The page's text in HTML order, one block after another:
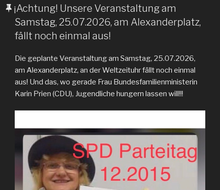
AM
¡Achtung! Unsere Veranstaltung am
Samstag, 25.07.2026, am Alexanderplatz,
fällt noch einmal aus!
Die geplante Veranstaltung am Samstag, 25.07.2026,
am Alexanderplatz, an der Weltzeituhr fällt noch einmal
aus! Und das, wo gerade Frau Bundesfamilienministerin
Karin Prien (CDU), Jugendliche hungern lassen will!!!